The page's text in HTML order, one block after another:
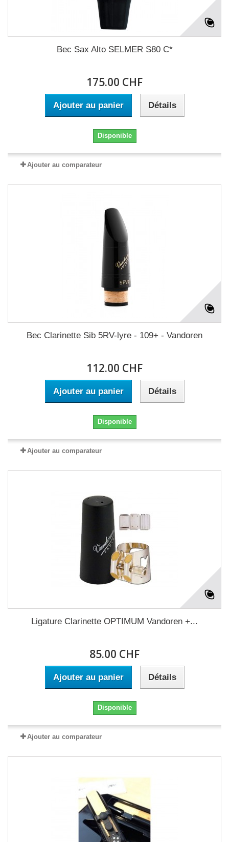
Bec Sax Alto SELMER S80 C*
175.00 CHF
Ajouter au panier Détails
Disponible
Ajouter au comparateur
Bec Clarinette Sib 5RV-lyre - 109+ - Vandoren
112.00 CHF
Ajouter au panier Détails
Disponible
Ajouter au comparateur
Ligature Clarinette OPTIMUM Vandoren +...
85.00 CHF
Ajouter au panier Détails
Disponible
Ajouter au comparateur